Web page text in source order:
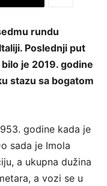
rundu
Poslednji put
je 2019. godine
stazu sa bogatom
godine kada je
sada je Imola
a ukupna dužina
a vozi se u